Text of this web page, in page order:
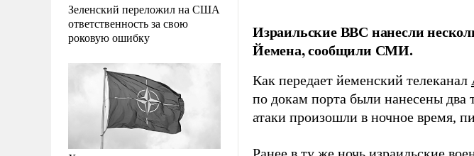
Зеленский переложил на США
ответственность за свою
роковую ошибку
Израильские ВВС нанесли
Йемена, сообщили СМИ.
Как передает йеменский телеканал
по докам порта были нанесены два
атаки произошли в ночное время,